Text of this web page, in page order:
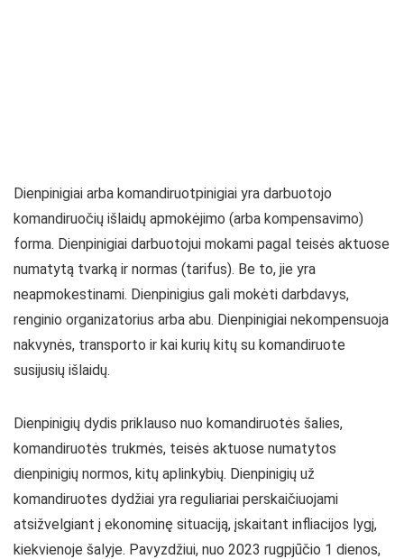
Dienpinigiai arba komandiruotpinigiai yra darbuotojo
komandiruočių išlaidų apmokėjimo (arba kompensavimo)
forma. Dienpinigiai darbuotojui mokami pagal teisės aktuose
numatytą tvarką ir normas (tarifus). Be to, jie yra
neapmokestinami. Dienpinigius gali mokėti darbdavys,
renginio organizatorius arba abu. Dienpinigiai nekompensuoja
nakvynės, transporto ir kai kurių kitų su komandiruote
susijusių išlaidų.
Dienpinigių dydis priklauso nuo komandiruotės šalies,
komandiruotės trukmės, teisės aktuose numatytos
dienpinigių normos, kitų aplinkybių. Dienpinigių už
komandiruotes dydžiai yra reguliariai perskaičiuojami
atsižvelgiant į ekonominę situaciją, įskaitant infliacijos lygį,
kiekvienoje šalyje. Pavyzdžiui, nuo 2023 rugpjūčio 1 dienos,